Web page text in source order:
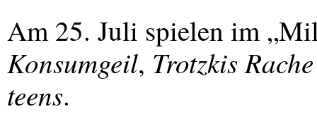
Am 25. Juli spielen im
Konsumgeil, Trotzkis Rache
teens.